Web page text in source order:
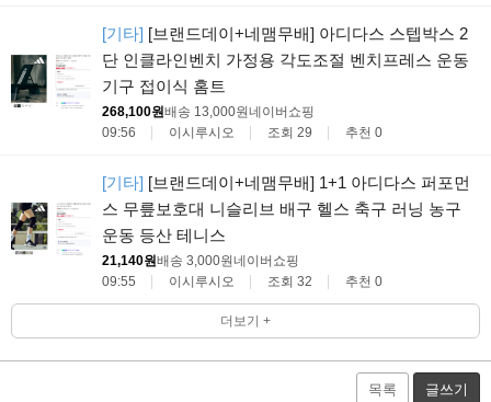
[기타] [브랜드데이+네맴무배] 아디다스 스텝박스 2
단 인클라인벤치 가정용 각도조절 벤치프레스 운동
기구 접이식 홈트
268,100원배송 13,000원네이버쇼핑
09:56
이시루시오 조회 29 추천 0
[기타] [브랜드데이+네맴무배] 1+1 아디다스 퍼포먼
스 무릎보호대 니슬리브 배구 헬스 축구 러닝 농구
운동 등산 테니스
21,140원배송 3,000원네이버쇼핑
09:55
이시루시오 조회 32 추천 0
더보기 +
목록 글쓰기